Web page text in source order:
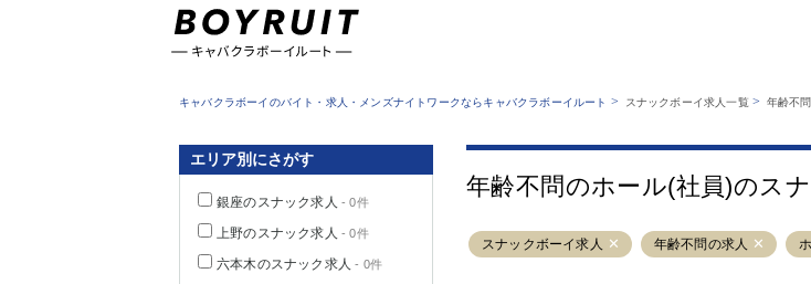
業種から探す
職種から探す
キャバクラボーイルート
サイトマップ
キャバクラボーイのバイト・求人・メンズナイトワークならキャバクラボーイルート > スナックボーイ求人一覧> 年齢不
年齢不問のホール(社員)のス
スナックボーイ求人 年齢不問の求人
エリア別にさがす
銀座のスナック求人 - 0件
上野のスナック求人 - 0件
六本木のスナック求人- 0件
東京都 銀座 上野 六
立川
千葉中央 門
大山
赤坂 高